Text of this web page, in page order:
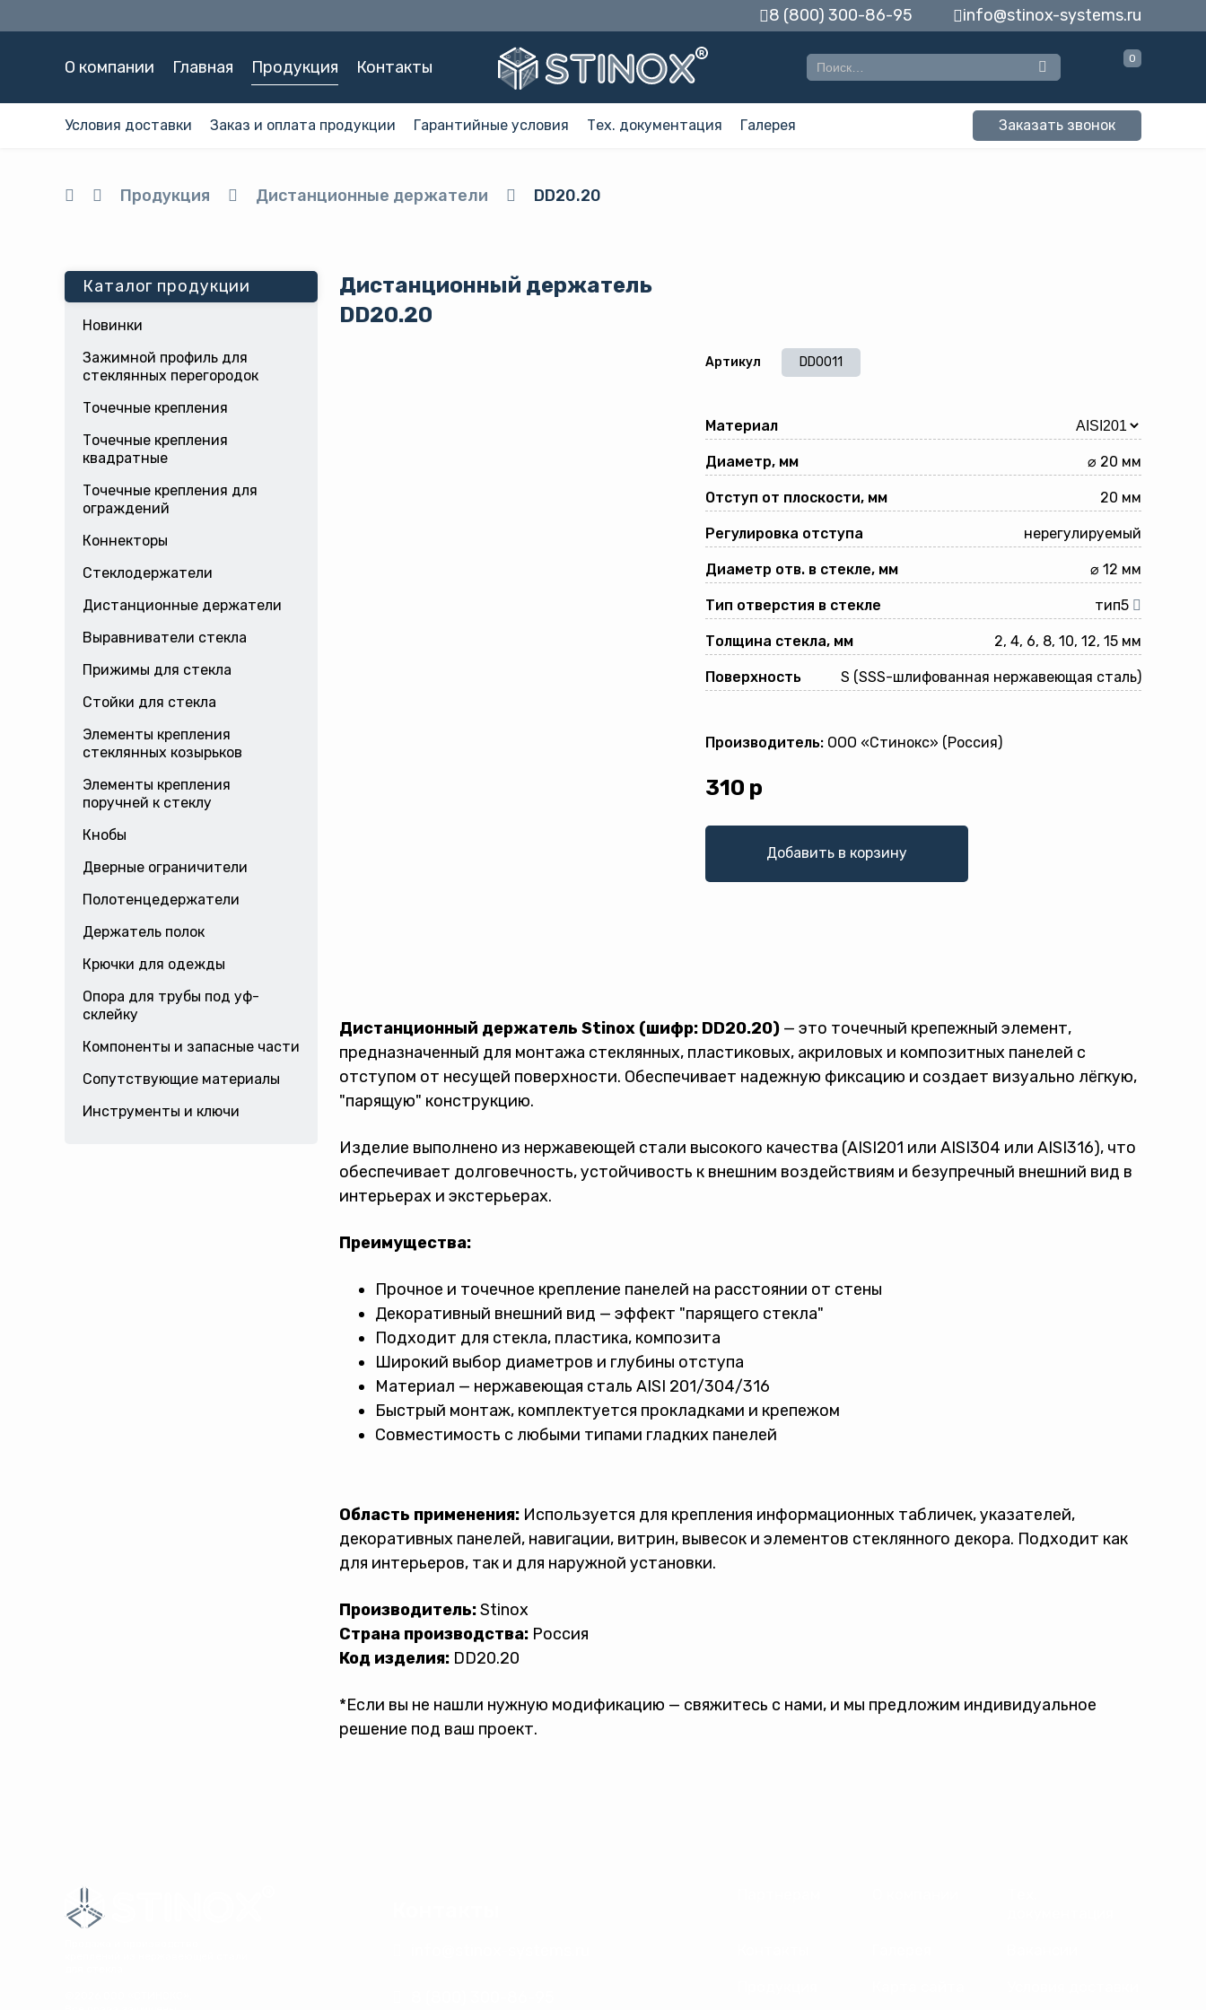
info@stinox-systems.ru
8 (800) 300-86-95
О компании Главная Продукция Контакты 0
Условия доставки Заказ и оплата продукции Гарантийные условия Тех. документация Галерея Заказать звонок
Продукция Дистанционные держатели DD20.20
Каталог продукции
Новинки
Зажимной профиль для
стеклянных перегородок
Точечные крепления
Точечные крепления
квадратные
Точечные крепления для
ограждений
Коннекторы
Стеклодержатели
Дистанционные держатели
Выравниватели стекла
Прижимы для стекла
Стойки для стекла
Элементы крепления
стеклянных козырьков
Элементы крепления
поручней к стеклу
Кнобы
Дверные ограничители
Полотенцедержатели
Держатель полок
Крючки для одежды
Опора для трубы под уф-
склейку
Компоненты и запасные части
Сопутствующие материалы
Инструменты и ключи
Дистанционный держатель
DD20.20
Артикул DD0011
Материал
Диаметр, мм ⌀ 20 мм
Отступ от плоскости, мм 20 мм
Регулировка отступа нерегулируемый
Диаметр отв. в стекле, мм ⌀ 12 мм
Тип отверстия в стекле тип5
Толщина стекла, мм 2, 4, 6, 8, 10, 12, 15 мм
Поверхность S (SSS-шлифованная нержавеющая сталь)
Производитель: ООО «Стинокс» (Россия)
310 р
Добавить в корзину
Дистанционный держатель Stinox (шифр: DD20.20) — это точечный крепежный элемент,
предназначенный для монтажа стеклянных, пластиковых, акриловых и композитных панелей с
отступом от несущей поверхности. Обеспечивает надежную фиксацию и создает визуально лёгкую,
"парящую" конструкцию.
Изделие выполнено из нержавеющей стали высокого качества (AISI201 или AISI304 или AISI316), что
обеспечивает долговечность, устойчивость к внешним воздействиям и безупречный внешний вид в
интерьерах и экстерьерах.
Преимущества:
Прочное и точечное крепление панелей на расстоянии от стены
Декоративный внешний вид — эффект "парящего стекла"
Подходит для стекла, пластика, композита
Широкий выбор диаметров и глубины отступа
Материал — нержавеющая сталь AISI 201/304/316
Быстрый монтаж, комплектуется прокладками и крепежом
Совместимость с любыми типами гладких панелей
Область применения: Используется для крепления информационных табличек, указателей,
декоративных панелей, навигации, витрин, вывесок и элементов стеклянного декора. Подходит как
для интерьеров, так и для наружной установки.
Производитель:Stinox
Страна производства: Россия
Код изделия: DD20.20
*Если вы не нашли нужную модификацию — свяжитесь с нами, и мы предложим индивидуальное
решение под ваш проект.